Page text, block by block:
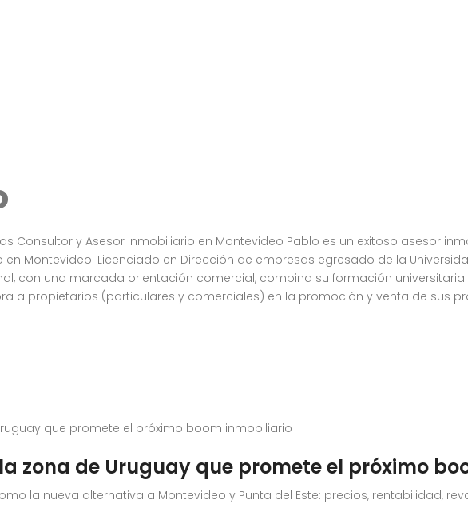
Consultor y Asesor Inmobiliario en Montevideo Pablo es un exitoso asesor
Montevideo. Licenciado en Dirección de empresas egresado de la
con una marcada orientación comercial, combina su formación
a propietarios (particulares y comerciales) en la promoción y venta de sus
zona de Uruguay que promete el próximo
la nueva alternativa a Montevideo y Punta del Este: precios, rentabilidad,